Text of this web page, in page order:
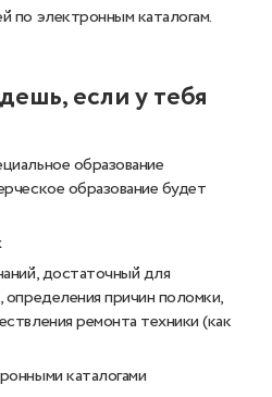
по электронным каталогам.
если у тебя
образование
образование будет
достаточный для
определения причин поломки,
ремонта техники (как
каталогами